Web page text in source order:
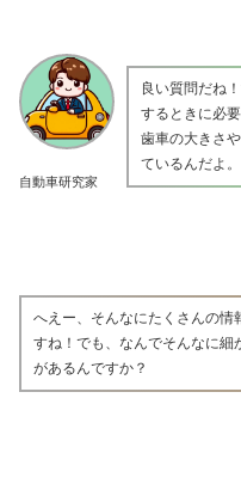
自動車研究家
良い質問だね
するときに必
歯車の大きさ
ているんだよ。
へえー、そんなにたくさんの情
すね！でも、なんでそんなに細
があるんですか？